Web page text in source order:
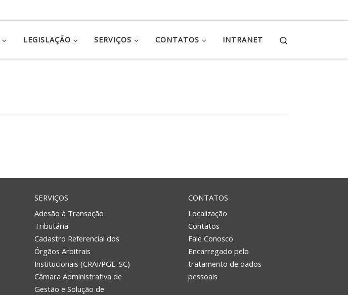
LEGISLAÇÃO SERVIÇOS CONTATOS INTRANET
SERVIÇOS
Adesão à Transação
Tributária
Cadastro Referencial dos
Órgãos Arbitrais
Institucionais (CRAI/PGE-SC)
Câmara Administrativa de
Gestão e Solução de
CONTATOS
Localização
Contatos
Fale Conosco
Encarregado pelo
tratamento de dados
pessoais